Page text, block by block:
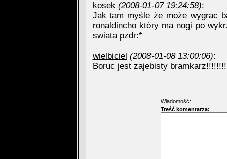
kosek (2008-01-07 19:24:58):
Jak tam myśle że może wygrac
ronaldincho który ma nogi po
swiata pzdr:*
wielbiciel (2008-01-08 13:00:06):
Boruc jest zajebisty
Wiadomość:
Treść komentarza: